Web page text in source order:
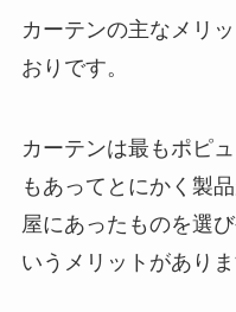
カーテンの主なメリ
おりです。
カーテンは最もポピ
もあってとにかく製
屋にあったものを選
いうメリットがありま